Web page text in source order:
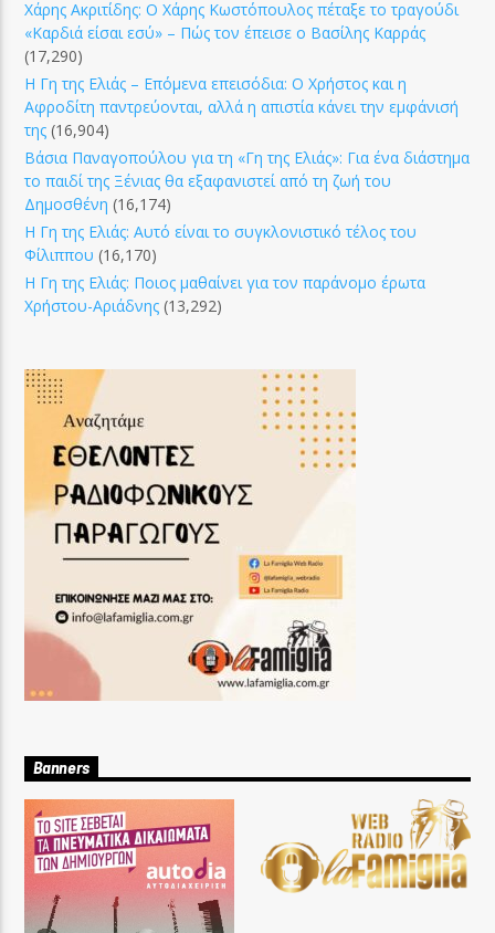
Χάρης Ακριτίδης: Ο Χάρης Κωστόπουλος πέταξε το τραγούδι
«Καρδιά είσαι εσύ» – Πώς τον έπεισε ο Βασίλης Καρράς
(17,290)
Η Γη της Ελιάς – Επόμενα επεισόδια: Ο Χρήστος και η
Αφροδίτη παντρεύονται, αλλά η απιστία κάνει την εμφάνισή
της (16,904)
Βάσια Παναγοπούλου για τη «Γη της Ελιάς»: Για ένα διάστημα
το παιδί της Ξένιας θα εξαφανιστεί από τη ζωή του
Δημοσθένη (16,174)
Η Γη της Ελιάς: Αυτό είναι το συγκλονιστικό τέλος του
Φίλιππου (16,170)
Η Γη της Ελιάς: Ποιος μαθαίνει για τον παράνομο έρωτα
Χρήστου-Αριάδνης (13,292)
Banners